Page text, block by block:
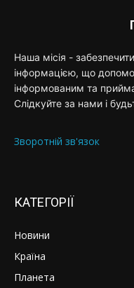
Наша місія -
інформацією, що
інформованим та
Слідкуйте за нами і
Зворотній зв'язок
КАТЕГОРІЇ
Новини
Країна
Планета